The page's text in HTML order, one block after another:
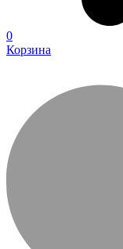
0
Корзина